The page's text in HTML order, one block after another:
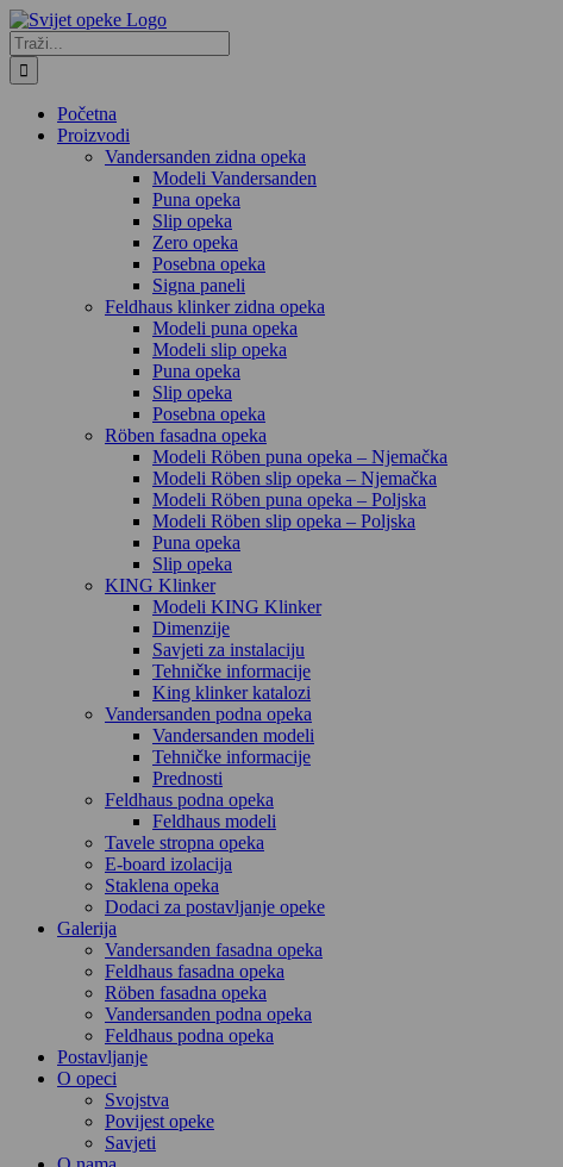
Skip
to
content
Traži...
Početna
Proizvodi
Vandersanden zidna opeka
Modeli Vandersanden
Puna opeka
Slip opeka
Zero opeka
Posebna opeka
Signa paneli
Feldhaus klinker zidna opeka
Modeli puna opeka
Modeli slip opeka
Puna opeka
Slip opeka
Posebna opeka
Röben fasadna opeka
Modeli Röben puna opeka – Njemačka
Modeli Röben slip opeka – Njemačka
Modeli Röben puna opeka – Poljska
Modeli Röben slip opeka – Poljska
Puna opeka
Slip opeka
KING Klinker
Modeli KING Klinker
Dimenzije
Savjeti za instalaciju
Tehničke informacije
King klinker katalozi
Vandersanden podna opeka
Vandersanden modeli
Tehničke informacije
Prednosti
Feldhaus podna opeka
Feldhaus modeli
Tavele stropna opeka
E-board izolacija
Staklena opeka
Dodaci za postavljanje opeke
Galerija
Vandersanden fasadna opeka
Feldhaus fasadna opeka
Röben fasadna opeka
Vandersanden podna opeka
Feldhaus podna opeka
Postavljanje
O opeci
Svojstva
Povijest opeke
Savjeti